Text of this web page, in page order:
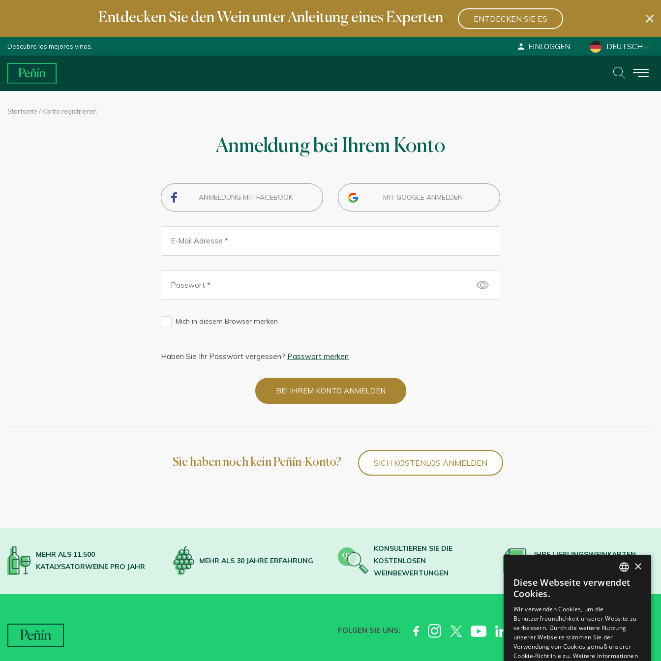
Entdecken Sie den Wein unter Anleitung eines Experten ENTDECKEN SIE ES
Descubre los mejores vinos. EINLOGGEN
ESPAÑOL
DEUTSCH
Startseite / Konto registrieren
Anmeldung bei Ihrem Konto
ANMELDUNG MIT FACEBOOK MIT GOOGLE ANMELDEN
Mich in diesem Browser merken
Haben Sie Ihr Passwort vergessen? Passwort merken
BEI IHREM KONTO ANMELDEN
Sie haben noch kein Peñín-Konto? SICH KOSTENLOS ANMELDEN
MEHR ALS 11.500
KATALYSATORWEINE PRO JAHR
MEHR ALS 30 JAHRE ERFAHRUNG
KONSULTIEREN SIE DIE
KOSTENLOSEN
WEINBEWERTUNGEN
IHRE LIEBLINGSWEINKARTEN
FOLGEN SIE UNS:
SPANISH
GERMAN
×
Diese Webseite verwendet
Cookies.
Wir verwenden Cookies, um die
Benutzerfreundlichkeit unserer Website zu
verbessern. Durch die weitere Nutzung
unserer Webseite stimmen Sie der
Verwendung von Cookies gemäß unserer
Cookie-Richtlinie zu. Weitere Informationen